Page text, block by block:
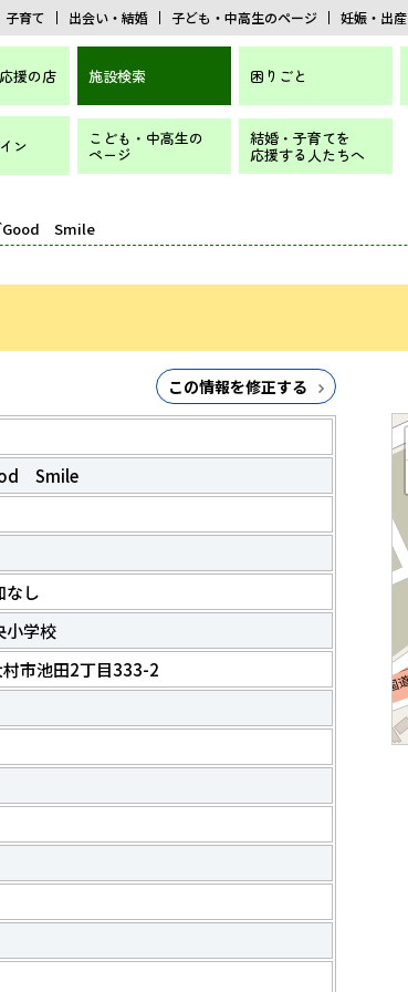
子育て 出会い・結婚 子ども・中高生のページ 妊娠・出産
援の店 施設検索 困りごと
ン こども・中高生の
ページ
結婚・子育てを
応援する人たちへ
Good Smile
この情報を修正する
Smile
なし
小学校
市池田2丁目333-2